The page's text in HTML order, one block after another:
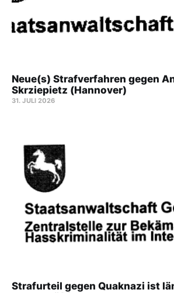
Neue(s) Strafverfahren gegen
Skrziepietz (Hannover)
31. JULI 2026
Strafurteil gegen Quaknazi ist